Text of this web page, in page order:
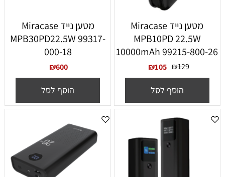
מטען נייד Miracase
MPB10PD 22.5W
10000mAh 99215-800-26
₪129
₪105
הוסף לסל
מטען נייד Miracase
MPB30PD22.5W 99317-
000-18
₪600
הוסף לסל